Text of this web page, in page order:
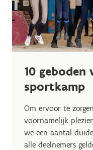
10 geboden
sportkamp
Om ervoor te
voornamelijk
we een aantal
alle deelnemers